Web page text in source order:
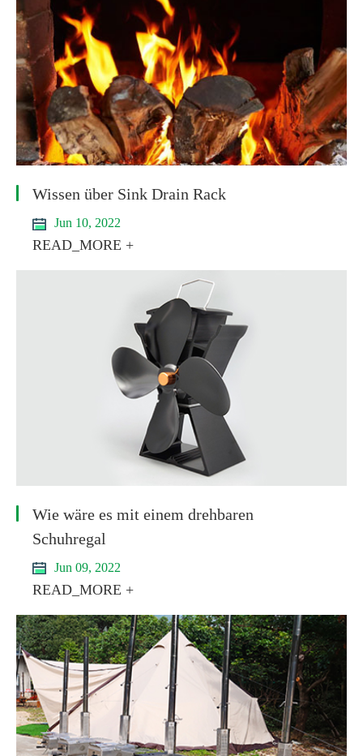
Wissen über Sink Drain Rack
Jun 10, 2022
READ_MORE +
Wie wäre es mit einem drehbaren
Schuhregal
Jun 09, 2022
READ_MORE +